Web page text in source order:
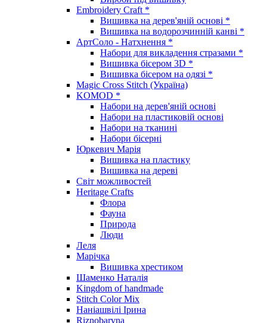
Embroidery Craft *
Вишивка на дерев'яній основі *
Вишивка на водорозчинній канві *
АртСоло - Натхнення *
Набори для викладення стразами *
Вишивка бісером 3D *
Вишивка бісером на одязі *
Magic Cross Stitch (Україна)
KOMOD *
Набори на дерев'яній основі
Набори на пластиковій основі
Набори на тканині
Набори бісерні
Юркевич Марія
Вишивка на пластику
Вишивка на дереві
Світ можливостей
Heritage Crafts
Флора
Фауна
Природа
Люди
Леля
Марічка
Вишивка хрестиком
Шаменко Наталія
Kingdom of handmade
Stitch Color Mix
Наніашвілі Ірина
Riznobarvna